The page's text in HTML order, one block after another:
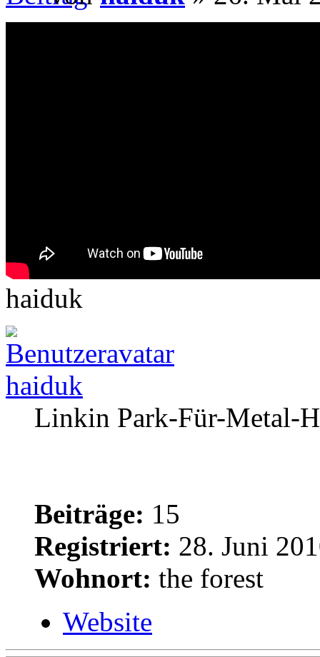
haiduk
haiduk
Linkin Park-Für-Metal-
Beiträge: 15
Registriert: 28. Juni
Wohnort: the forest
Website